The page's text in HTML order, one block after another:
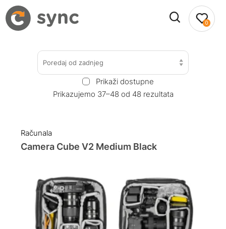
0
Poredaj od zadnjeg
Prikaži dostupne
Prikazujemo 37–48 od 48 rezultata
Računala
Camera Cube V2 Medium Black